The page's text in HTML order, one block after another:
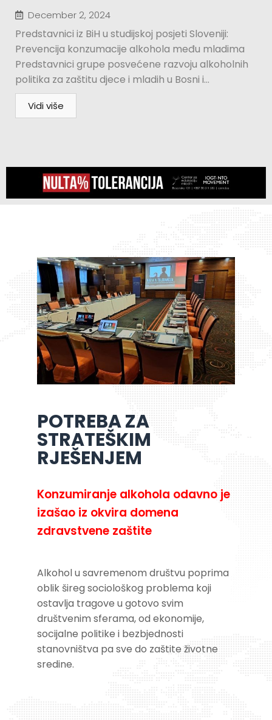
December 2, 2024
Predstavnici iz BiH u studijskoj posjeti Sloveniji:
Prevencija konzumacije alkohola među mladima
Predstavnici grupe posvećene razvoju alkoholnih
politika za zaštitu djece i mladih u Bosni i...
Vidi više
POTREBA ZA
STRATEŠKIM
RJEŠENJEM
Konzumiranje alkohola odavno je
izašao iz okvira domena
zdravstvene zaštite
Alkohol u savremenom društvu poprima
oblik šireg sociološkog problema koji
ostavlja tragove u gotovo svim
društvenim sferama, od ekonomije,
socijalne politike i bezbjednosti
stanovništva pa sve do zaštite životne
sredine.